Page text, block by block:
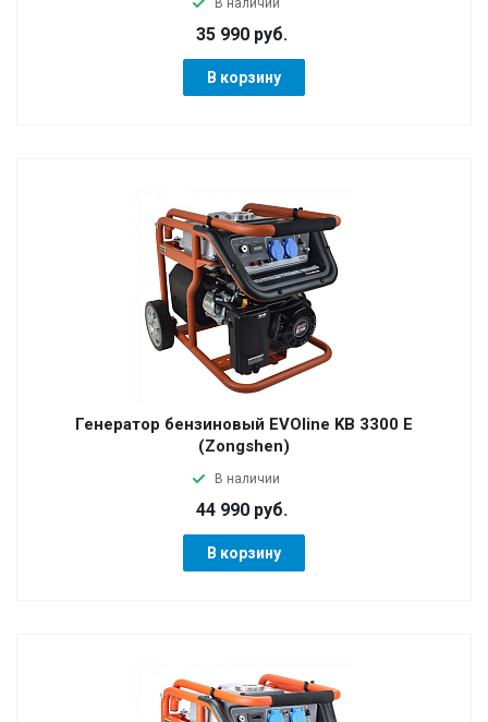
В наличии
35 990 руб.
В корзину
Генератор бензиновый EVOline KB 3300 E
(Zongshen)
В наличии
44 990 руб.
В корзину